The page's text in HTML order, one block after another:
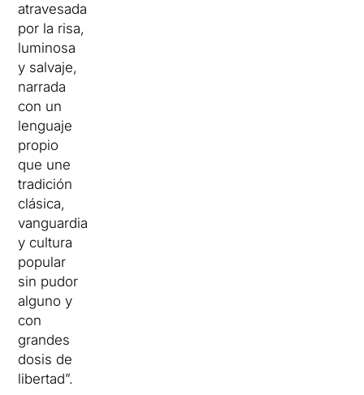
atravesada
por la risa,
luminosa
y salvaje,
narrada
con un
lenguaje
propio
que une
tradición
clásica,
vanguardia
y cultura
popular
sin pudor
alguno y
con
grandes
dosis de
libertad”.